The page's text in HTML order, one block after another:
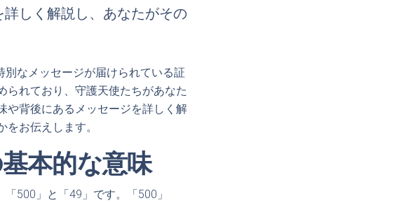
しく解説し、あなたがその
なメッセージが届けられている証
られており、守護天使たちがあなた
や背後にあるメッセージを詳しく解
お伝えします。
本的な意味
500」と「49」です。「500」